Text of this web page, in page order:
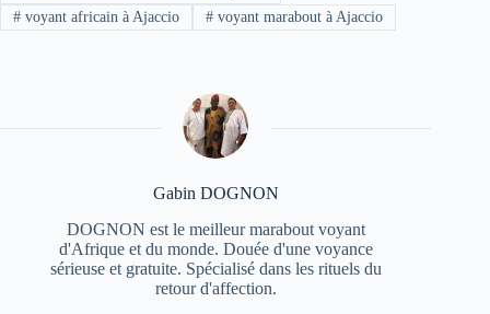
#voyant africain à Ajaccio #voyant marabout à Ajaccio
Gabin DOGNON
DOGNON est le meilleur marabout voyant
d'Afrique et du monde. Douée d'une voyance
sérieuse et gratuite. Spécialisé dans les rituels du
retour d'affection.